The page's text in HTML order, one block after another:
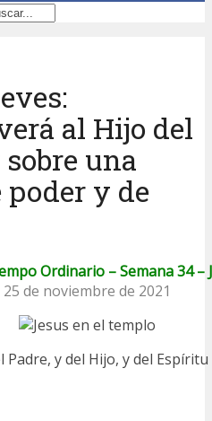
al Hijo del
una
poder y de
Ordinario – Semana 34 –
25 de noviembre de 2021
Padre, y del Hijo, y del Espíritu